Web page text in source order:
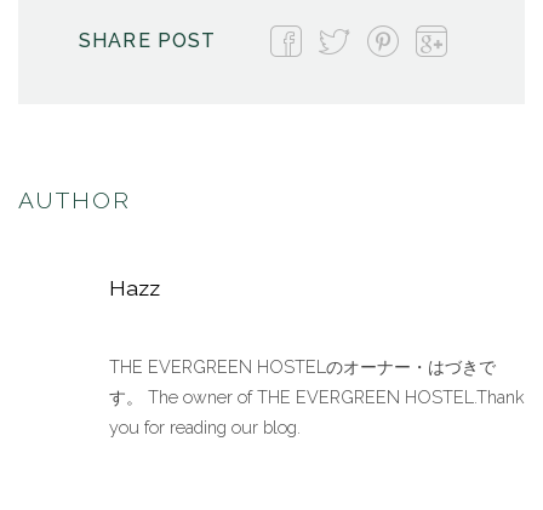
SHARE POST
AUTHOR
Hazz
THE EVERGREEN HOSTELのオーナー・はづきで
す。 The owner of THE EVERGREEN HOSTEL.Thank
you for reading our blog.